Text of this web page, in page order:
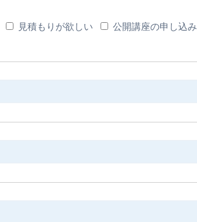
見積もりが欲しい 公開講座の申し込み